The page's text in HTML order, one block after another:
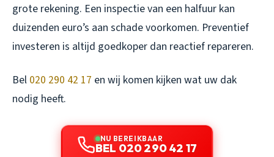
grote rekening. Een inspectie van een halfuur kan
duizenden euro’s aan schade voorkomen. Preventief
investeren is altijd goedkoper dan reactief repareren.
Bel 020 290 42 17 en wij komen kijken wat uw dak
nodig heeft.
NU BEREIKBAAR
BEL 020 290 42 17